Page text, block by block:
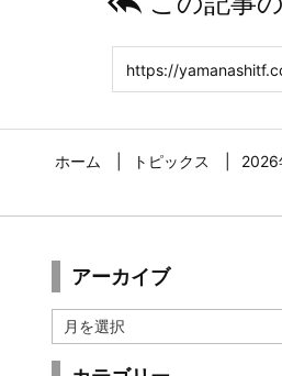
ホーム トピックス 2026
アーカイブ
ー
カ